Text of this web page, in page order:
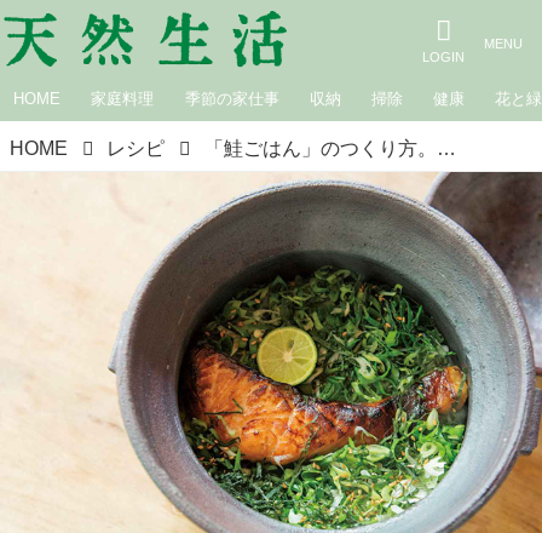
HOME 家庭料理 季節の家仕事 収納 掃除 健康 花と緑
HOME レシピ 「鮭ごはん」のつくり方。新米と“秋の素材”を楽しむ料理／お米を愛するフードディレクター・野村友里さん